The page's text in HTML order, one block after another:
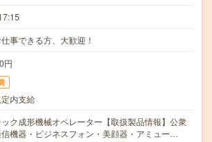
事できる方、大歓迎！
円
内支給
ク成形機械オペレーター【取扱製品情報】公衆
機器・ビジネスフォン・美顔器・アミュー…